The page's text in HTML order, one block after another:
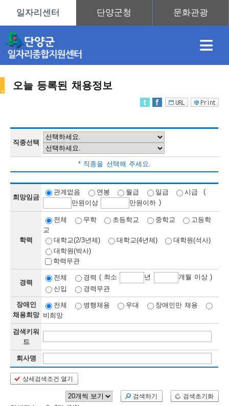
≡
보
보
련
정
우
미
내
오늘 등록된 채용정보
직종선택
* 직종을 선택해 주세요.
희망임금
관계없음 연봉 월급 일급 시급
(
만원이상 만원이하 )
학력
전체 무학 초등학교 중학교
고등학
교
대학교(2/3년제)
대학교(4년제)
대학원(석사)
대학원(박사)
학력무관
경력
전체 경력 ( 최소 년
개월 이상 )
신입
경력무관
장애인
채용희망
전체 병행채용 우대
장애인만 채용
비희망
검색키워
드
회사명
상세검색조건 열기
검색하기 검색초기화
채
용
보
오